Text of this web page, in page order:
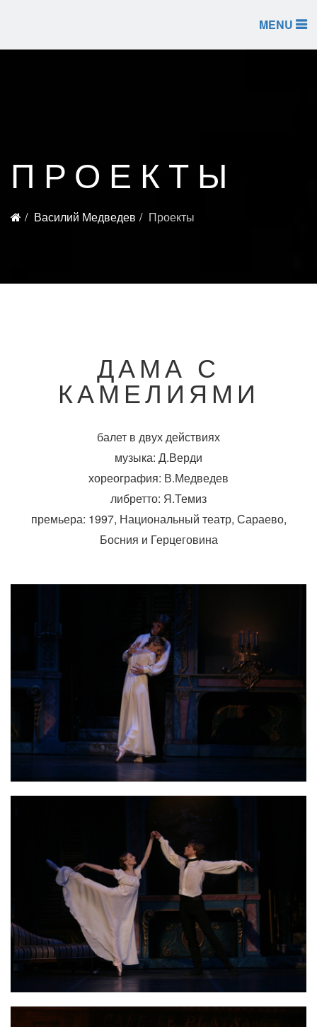
MENU
ПРОЕКТЫ
Василий Медведев Проекты
ДАМА С
КАМЕЛИЯМИ
балет в двух действиях
музыка: Д.Верди
хореография: В.Медведев
либретто: Я.Темиз
премьера: 1997, Национальный театр, Сараево,
Босния и Герцеговина